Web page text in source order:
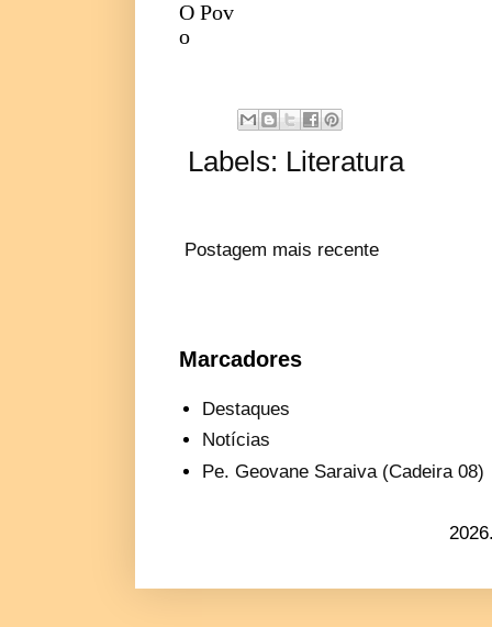
O Pov
o
Labels: Literatura
Postagem mais recente
Marcadores
Destaques
Notícias
Pe. Geovane Saraiva (Cadeira 08)